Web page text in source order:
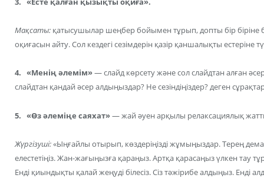
Мақсаты: қатысушылар шеңбер бойымен тұрып, допты бір біріне
оқиғасын айту. Сол кездегі сезімдерін қазір қаншалықты естеріне
4. «Менің әлемім»— слайд көрсету және сол слайдтан алған
слайдтан қандай әсер алдыңыздар? Не сезіндіңіздер? деген
5. «Өз әлеміңе саяхат»— жай әуен арқылы релаксациялық
Жүргізуші:«Ыңғайлы отырып, көздеріңізді жұмыңыздар. Терең
елестетіңіз. Жан-жағыңызға қараңыз. Артқа қарасаңыз үлкен тау
Енді қиындықты қалай жеңуді білесіз. Сіз тәжірибе алдыңыз. Енді